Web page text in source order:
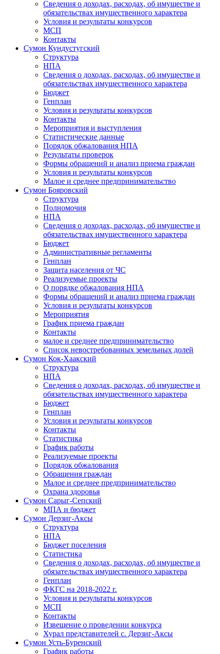
Сведения о доходах, расходах, об имуществе и
обязательствах имущественного характера
Условия и результаты конкурсов
МСП
Контакты
Сумон Кундустугский
Структура
НПА
Сведения о доходах, расходах, об имуществе и
обязательствах имущественного характера
Бюджет
Генплан
Условия и результаты конкурсов
Контакты
Мероприятия и выступления
Статистические данные
Порядок обжалования НПА
Результаты проверок
Формы обращений и анализ приема граждан
Условия и результаты конкурсов
Малое и среднее предпринимательство
Сумон Бояровский
Структура
Полномочия
НПА
Сведения о доходах, расходах, об имуществе и
обязательствах имущественного характера
Бюджет
Административные регламенты
Генплан
Защита населения от ЧС
Реализуемые проекты
О порядке обжалования НПА
Формы обращений и анализ приема граждан
Условия и результаты конкурсов
Мероприятия
График приема граждан
Контакты
малое и среднее предпринимательство
Список невостребованных земельных долей
Сумон Кок-Хаакский
Структура
НПА
Сведения о доходах, расходах, об имуществе и
обязательствах имущественного характера
Бюджет
Генплан
Условия и результаты конкурсов
Контакты
Статистика
График работы
Реализуемые проекты
Порядок обжалования
Обращения граждан
Малое и среднее предпринимательство
Охрана здоровья
Сумон Сарыг-Сепский
МПА и бюджет
Сумон Дерзиг-Аксы
Структура
НПА
Бюджет поселения
Статистика
Сведения о доходах, расходах, об имуществе и
обязательствах имущественного характера
Генплан
ФКГС на 2018-2022 г.
Условия и результаты конкурсов
МСП
Контакты
Извещение о проведении конкурса
Хурал представителей с. Дерзиг-Аксы
Сумон Усть-Буренский
График работы